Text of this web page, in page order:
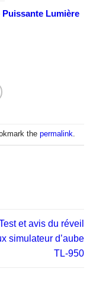
Puissante Lumière
the permalink.
et avis du réveil
simulateur d’aube
TL-950